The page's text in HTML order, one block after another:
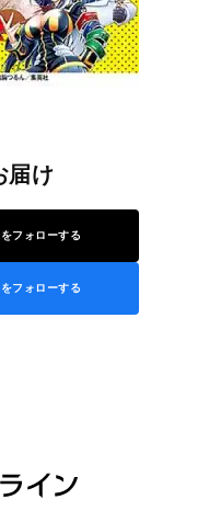
届け
フォローする
フォローする